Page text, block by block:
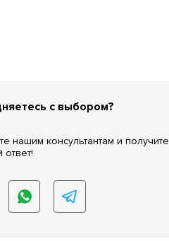
с выбором?
нашим консультантам и получите
ответ!